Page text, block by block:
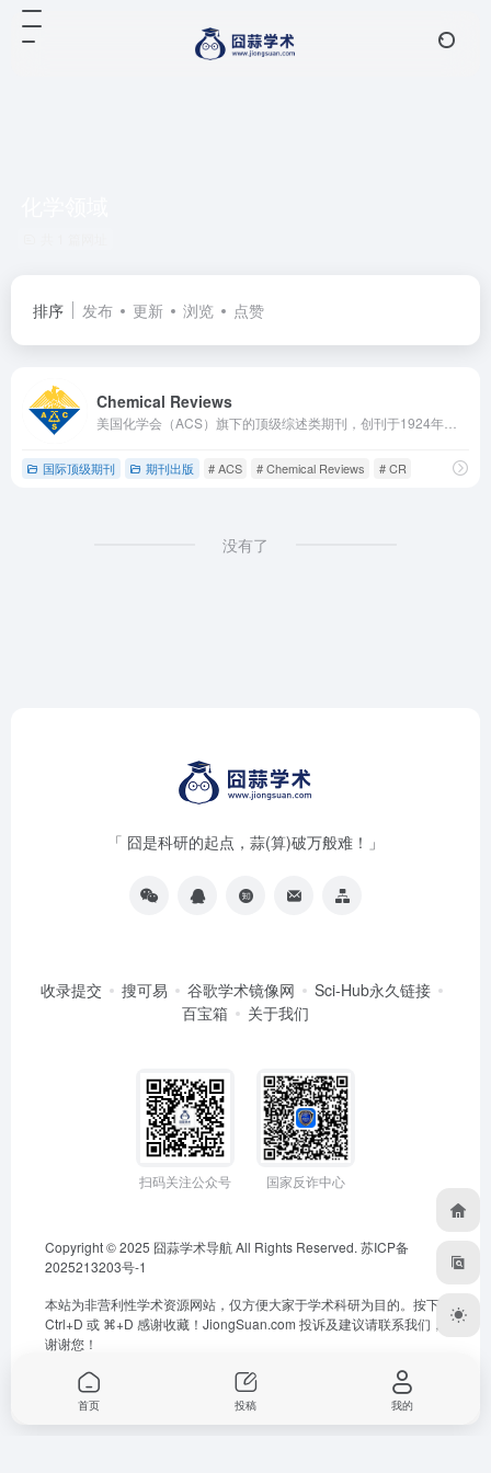
排序 发布 更新 浏览 点赞
Chemical Reviews
国际顶级期刊 期刊出版 # ACS # Chemical Reviews # CR
没有了
「 囧是科研的起点，蒜(算)破万般难！」
收录提交 搜可易 谷歌学术镜像网
Sci-Hub永久链接
百宝箱
关于我们
扫码关注公众号 国家反诈中心
Copyright © 2025 囧蒜学术导航All Rights Reserved. 苏ICP备
2025213203号-1
本站为非营利性学术资源网站，仅方便大家于学术科研为目的。按下
Ctrl+D 或 ⌘+D 感谢收藏！ JiongSuan.com 投诉及建议请联系我们，
谢谢您！
首页 投稿 我的